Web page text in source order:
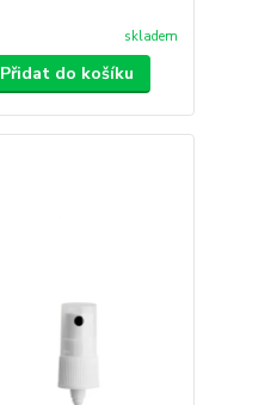
skladem
Přidat do košíku